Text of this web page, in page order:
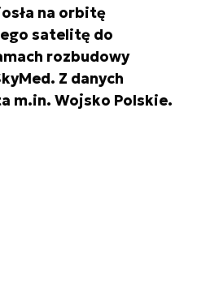
na orbitę
satelitę do
rozbudowy
Z danych
m.in. Wojsko Polskie.